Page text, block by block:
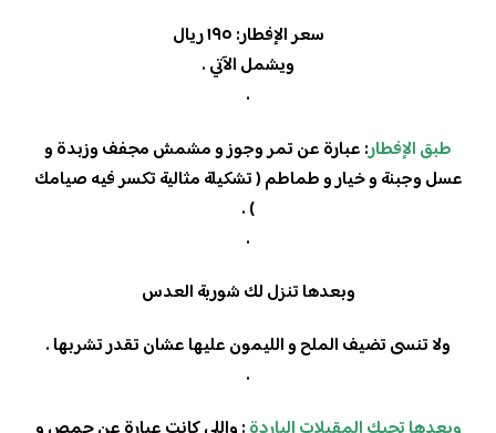
سعر الإفطار: ١٩٥ ريال
ويشمل الآتي .
.
طبق الإفطار: عبارة عن تمر وجوز و مشمش مجفف وزبدة و
عسل وجبنة و خيار و طماطم ( تشكيلة مثالية تكسر فيه صيامك
) .
.
وبعدها تنزل لك شوربة العدس
ولا تنسى تضيف الملح و الليمون عليها عشان تقدر تشربها .
.